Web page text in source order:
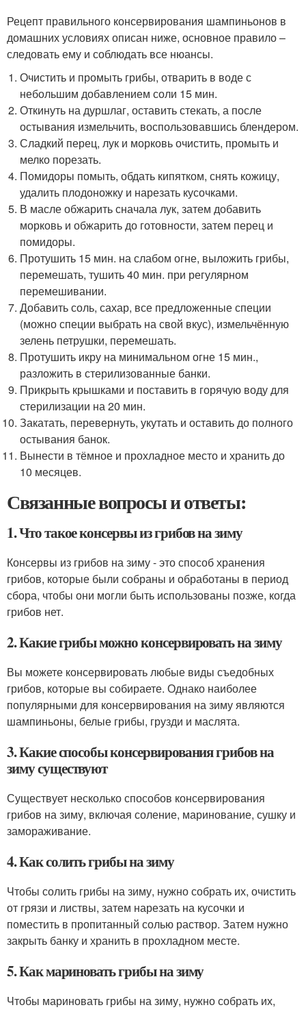
Рецепт правильного консервирования шампиньонов в
домашних условиях описан ниже, основное правило –
следовать ему и соблюдать все нюансы.
Очистить и промыть грибы, отварить в воде с
небольшим добавлением соли 15 мин.
Откинуть на дуршлаг, оставить стекать, а после
остывания измельчить, воспользовавшись блендером.
Сладкий перец, лук и морковь очистить, промыть и
мелко порезать.
Помидоры помыть, обдать кипятком, снять кожицу,
удалить плодоножку и нарезать кусочками.
В масле обжарить сначала лук, затем добавить
морковь и обжарить до готовности, затем перец и
помидоры.
Протушить 15 мин. на слабом огне, выложить грибы,
перемешать, тушить 40 мин. при регулярном
перемешивании.
Добавить соль, сахар, все предложенные специи
(можно специи выбрать на свой вкус), измельчённую
зелень петрушки, перемешать.
Протушить икру на минимальном огне 15 мин.,
разложить в стерилизованные банки.
Прикрыть крышками и поставить в горячую воду для
стерилизации на 20 мин.
Закатать, перевернуть, укутать и оставить до полного
остывания банок.
Вынести в тёмное и прохладное место и хранить до
10 месяцев.
Связанные вопросы и ответы:
1. Что такое консервы из грибов на зиму
Консервы из грибов на зиму - это способ хранения
грибов, которые были собраны и обработаны в период
сбора, чтобы они могли быть использованы позже, когда
грибов нет.
2. Какие грибы можно консервировать на зиму
Вы можете консервировать любые виды съедобных
грибов, которые вы собираете. Однако наиболее
популярными для консервирования на зиму являются
шампиньоны, белые грибы, грузди и маслята.
3. Какие способы консервирования грибов на
зиму существуют
Существует несколько способов консервирования
грибов на зиму, включая соление, маринование, сушку и
замораживание.
4. Как солить грибы на зиму
Чтобы солить грибы на зиму, нужно собрать их, очистить
от грязи и листвы, затем нарезать на кусочки и
поместить в пропитанный солью раствор. Затем нужно
закрыть банку и хранить в прохладном месте.
5. Как мариновать грибы на зиму
Чтобы мариновать грибы на зиму, нужно собрать их,